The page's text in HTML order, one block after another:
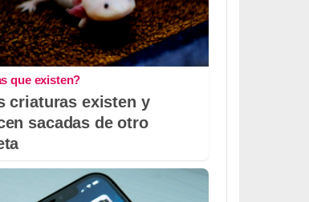
que existen?
criaturas existen y
sacadas de otro